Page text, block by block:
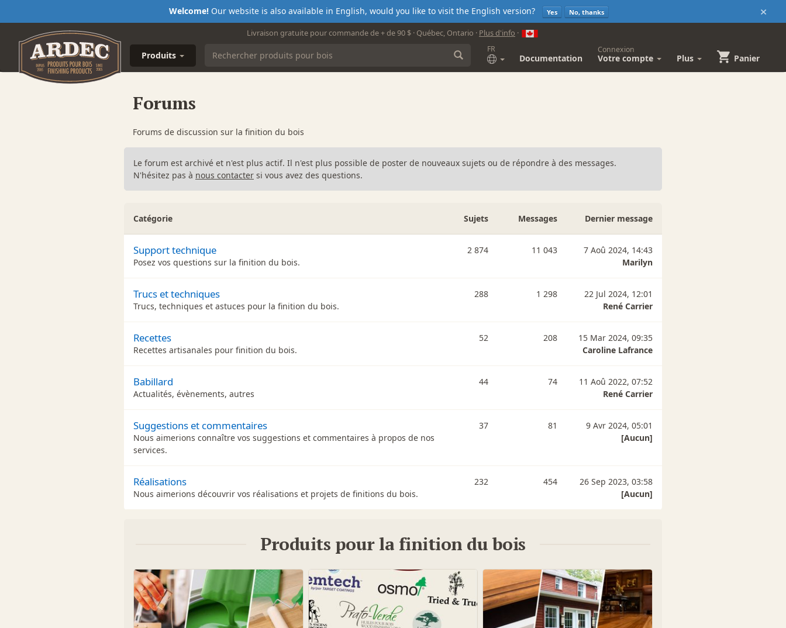
×
Welcome!Our website is also available in English, would you like to visit the English version? Yes No, thanks
Livraison gratuite pour commande de + de 90 $ · Québec, Ontario · Plus d'info ·
Produits
FR
Documentation
Connexion
Votre compte Plus Panier
Forums
Forums de discussion sur la finition du bois
Le forum est archivé et n'est plus actif. Il n'est plus possible de poster de nouveaux sujets ou de répondre à des messages.
N'hésitez pas à nous contacter si vous avez des questions.
Catégorie Sujets Messages Dernier message
Support technique
Posez vos questions sur la finition du bois.
2 874 11 043
7 Aoû 2024, 14:43
Marilyn
Trucs et techniques
Trucs, techniques et astuces pour la finition du bois.
288 1 298
22 Jul 2024, 12:01
René Carrier
Recettes
Recettes artisanales pour finition du bois.
52 208
15 Mar 2024, 09:35
Caroline Lafrance
Babillard
Actualités, évènements, autres
44 74
11 Aoû 2022, 07:52
René Carrier
Suggestions et commentaires
Nous aimerions connaître vos suggestions et commentaires à propos de nos
services.
37 81
9 Avr 2024, 05:01
[Aucun]
Réalisations
Nous aimerions découvrir vos réalisations et projets de finitions du bois.
232 454
26 Sep 2023, 03:58
[Aucun]
Produits pour la finition du bois